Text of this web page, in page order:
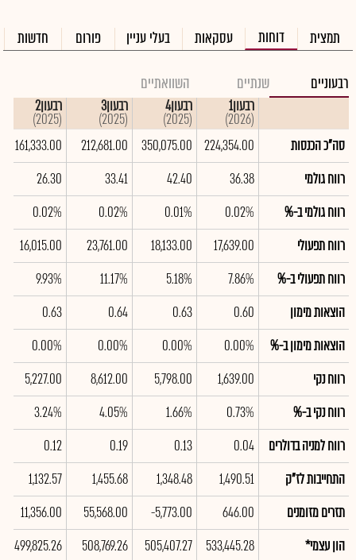
תמצית דוחות עסקאות בעלי עניין פורום חדשות
רבעוניים שנתיים השוואתיים
רבעון1
(2026)
רבעון4
(2025)
רבעון3
(2025)
רבעון2
(2025)
סה"כ הכנסות
224,354.00
350,075.00
212,681.00
161,333.00
רווח גולמי
36.38
42.40
33.41
26.30
רווח גולמי ב-%
0.02%
0.01%
0.02%
0.02%
רווח תפעולי
17,639.00
18,133.00
23,761.00
16,015.00
רווח תפעולי ב-%
7.86%
5.18%
11.17%
9.93%
הוצאות מימון
0.60
0.63
0.64
0.63
הוצאות מימון ב-%
0.00%
0.00%
0.00%
0.00%
רווח נקי
1,639.00
5,798.00
8,612.00
5,227.00
רווח נקי ב-%
0.73%
1.66%
4.05%
3.24%
רווח למניה בדולרים
0.04
0.13
0.19
0.12
התחייבות לז"ק
1,490.51
1,348.48
1,455.68
1,132.57
תזרים מזומנים
646.00
-5,773.00
55,568.00
11,356.00
הון עצמי*
533,445.28
505,407.27
508,769.26
499,825.26